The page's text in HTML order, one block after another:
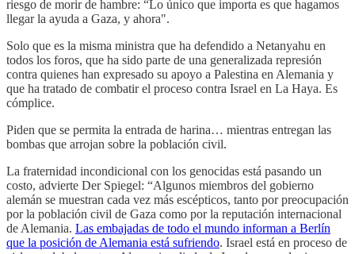
riesgo de morir de hambre: “Lo único que importa es que hagamos
llegar la ayuda a Gaza, y ahora".
Solo que es la misma ministra que ha defendido a Netanyahu en
todos los foros, que ha sido parte de una generalizada represión
contra quienes han expresado su apoyo a Palestina en Alemania y
que ha tratado de combatir el proceso contra Israel en La Haya. Es
cómplice.
Piden que se permita la entrada de harina… mientras entregan las
bombas que arrojan sobre la población civil.
La fraternidad incondicional con los genocidas está pasando un
costo, advierte Der Spiegel: “Algunos miembros del gobierno
alemán se muestran cada vez más escépticos, tanto por preocupación
por la población civil de Gaza como por la reputación internacional
de Alemania. Las embajadas de todo el mundo informan a Berlín
que la posición de Alemania está sufriendo. Israel está en proceso de